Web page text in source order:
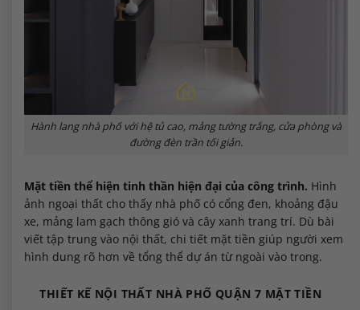
Hành lang nhà phố với hệ tủ cao, mảng tường trắng, cửa phòng và
đường đèn trần tối giản.
Mặt tiền thể hiện tinh thần hiện đại của công trình. Hình
ảnh ngoại thất cho thấy nhà phố có cổng đen, khoảng đậu
xe, mảng lam gạch thông gió và cây xanh trang trí. Dù bài
viết tập trung vào nội thất, chi tiết mặt tiền giúp người xem
hình dung rõ hơn về tổng thể dự án từ ngoài vào trong.
THIẾT KẾ NỘI THẤT NHÀ PHỐ QUẬN 7 MẶT TIỀN